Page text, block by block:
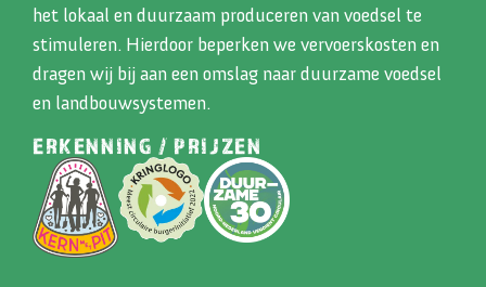
het lokaal en duurzaam produceren van voedsel te
stimuleren. Hierdoor beperken we vervoerskosten en
dragen wij bij aan een omslag naar duurzame voedsel
en landbouwsystemen.
ERKENNING / PRIJZEN